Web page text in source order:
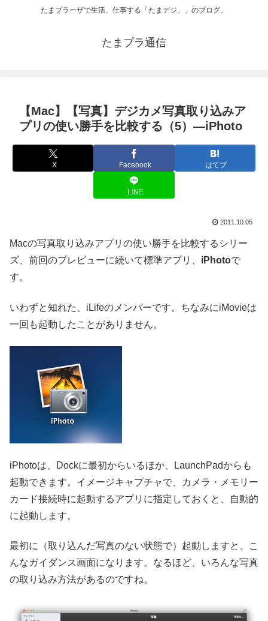
たまプラーザで生活、仕事する「たまデジ。」のブログ。
たまプラ通信
【Mac】【写真】デジカメ写真取り込みア
プリの使い勝手を比較する（5）—iPhoto
X Facebook はてブ
LINE
2011.10.05
Macの写真取り込みアプリの使い勝手を比較するシリー
ズ、前回のプレビューに続いて標準アプリ、 iPhotoで
す。
いわずと知れた、iLifeのメンバーです。ちなみにiMovieは
一回も起動したことがありません。
iPhotoは、Dockに最初からいるほか、LaunchPadからも
起動できます。イメージキャプチャで、カメラ・メモリー
カード接続時に起動するアプリに指定しておくと、自動的
に起動します。
最初に（取り込んだ写真のない状態で）起動しますと、こ
んなガイダンス画面になります。なるほど、いろんな写真
の取り込み方法があるのですね。